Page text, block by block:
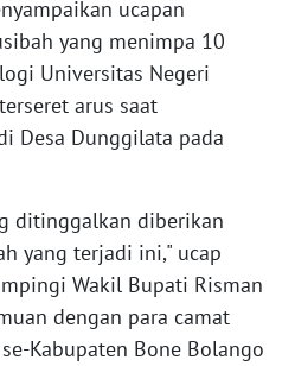
ucapan
yang menimpa 10
Universitas Negeri
arus saat
Desa Dunggilata pada
ditinggalkan diberikan
yang terjadi ini," ucap
Wakil Bupati Risman
dengan para camat
Kabupaten Bone Bolango